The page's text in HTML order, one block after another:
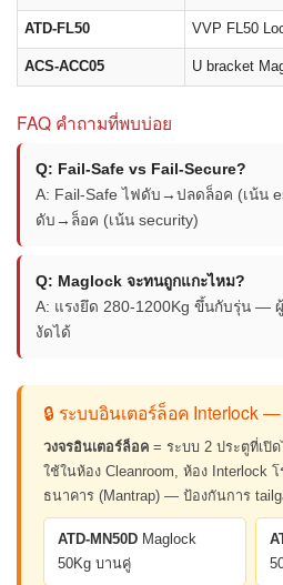
ATD-FL50 VVP FL50
ACS-ACC05 U bracket
FAQ คำถามที่พบบ่อย
Q: Fail-Safe vs Fail-Secure?
A: Fail-Safe ไฟดับ→ปลดล็อค (เน้น
ดับ→ล็อค (เน้น security)
Q: Maglock จะทนถูกแกะไหม?
A: แรงยึด 280-1200Kg ขึ้นกับรุ่น — ผู้
งัดได้
🔒 ระบบอินเตอร์ล็อค Interlock
วงจรอินเตอร์ล็อค = ระบบ 2 ประตูที่เปิ
ใช้ในห้อง Cleanroom, ห้อง Interlock
ธนาคาร (Mantrap) — ป้องกันการ
ATD-MN50D Maglock
50Kg บานคู่